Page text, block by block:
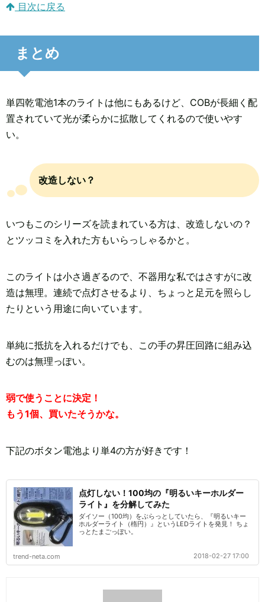
目次に戻る
まとめ
単四乾電池1本のライトは他にもあるけど、COBが長細く配
置されていて光が柔らかに拡散してくれるので使いやす
い。
改造しない？
いつもこのシリーズを読まれている方は、改造しないの？
とツッコミを入れた方もいらっしゃるかと。
このライトは小さ過ぎるので、不器用な私ではさすがに改
造は無理。連続で点灯させるより、ちょっと足元を照らし
たりという用途に向いています。
単純に抵抗を入れるだけでも、この手の昇圧回路に組み込
むのは無理っぽい。
弱で使うことに決定！
もう1個、買いたそうかな。
下記のボタン電池より単4の方が好きです！
点灯しない！100均の『明るいキーホルダー
ライト』を分解してみた
ダイソー（100均）をぶらっとしていたら、『明るいキー
ホルダーライト（楕円）』というLEDライトを発見！ ちょ
っとたまごっぽい。
trend-neta.com 2018-02-27 17:00